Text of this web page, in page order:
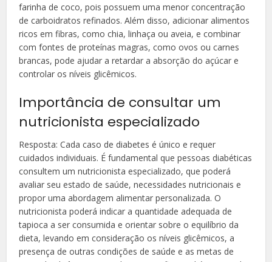
farinha de coco, pois possuem uma menor concentração
de carboidratos refinados. Além disso, adicionar alimentos
ricos em fibras, como chia, linhaça ou aveia, e combinar
com fontes de proteínas magras, como ovos ou carnes
brancas, pode ajudar a retardar a absorção do açúcar e
controlar os níveis glicêmicos.
Importância de consultar um
nutricionista especializado
Resposta: Cada caso de diabetes é único e requer
cuidados individuais. É fundamental que pessoas diabéticas
consultem um nutricionista especializado, que poderá
avaliar seu estado de saúde, necessidades nutricionais e
propor uma abordagem alimentar personalizada. O
nutricionista poderá indicar a quantidade adequada de
tapioca a ser consumida e orientar sobre o equilíbrio da
dieta, levando em consideração os níveis glicêmicos, a
presença de outras condições de saúde e as metas de